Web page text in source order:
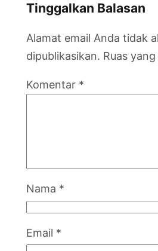
Tinggalkan Balasan
Alamat email Anda tidak
dipublikasikan. Ruas
Komentar *
Nama *
Email *